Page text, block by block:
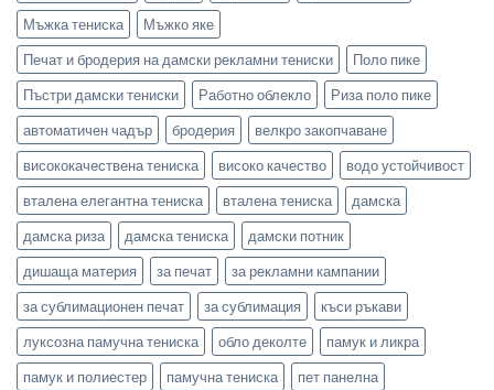
Мъжка тениска
Мъжко яке
Печат и бродерия на дамски рекламни тениски
Поло пике
Пъстри дамски тениски
Работно облекло
Риза поло пике
автоматичен чадър
бродерия
велкро закопчаване
висококачествена тениска
високо качество
водо устойчивост
вталена елегантна тениска
вталена тениска
дамска
дамска риза
дамска тениска
дамски потник
дишаща материя
за печат
за рекламни кампании
за сублимационен печат
за сублимация
къси ръкави
луксозна памучна тениска
обло деколте
памук и ликра
памук и полиестер
памучна тениска
пет панелна